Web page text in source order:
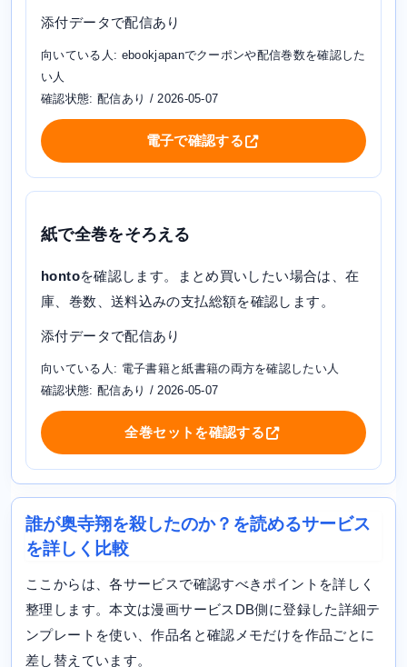
添付データで配信あり
向いている人: ebookjapanでクーポンや配信巻数を確認した
い人
確認状態: 配信あり / 2026-05-07
電子で確認する
紙で全巻をそろえる
hontoを確認します。まとめ買いしたい場合は、在
庫、巻数、送料込みの支払総額を確認します。
添付データで配信あり
向いている人: 電子書籍と紙書籍の両方を確認したい人
確認状態: 配信あり / 2026-05-07
全巻セットを確認する
誰が奥寺翔を殺したのか？を読めるサービス
を詳しく比較
ここからは、各サービスで確認すべきポイントを詳しく
整理します。本文は漫画サービスDB側に登録した詳細テ
ンプレートを使い、作品名と確認メモだけを作品ごとに
差し替えています。